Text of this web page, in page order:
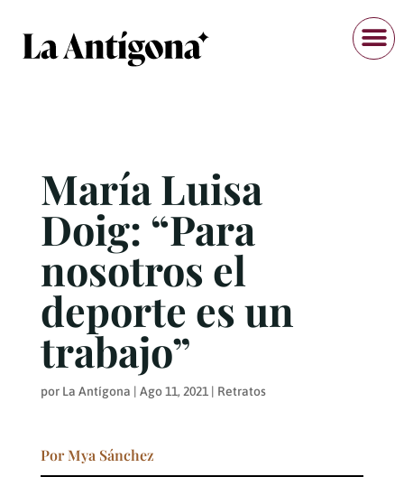
María Luisa
Doig: “Para
nosotros el
deporte es un
trabajo”
por La Antígona | Ago 11, 2021| Retratos
Por Mya Sánchez